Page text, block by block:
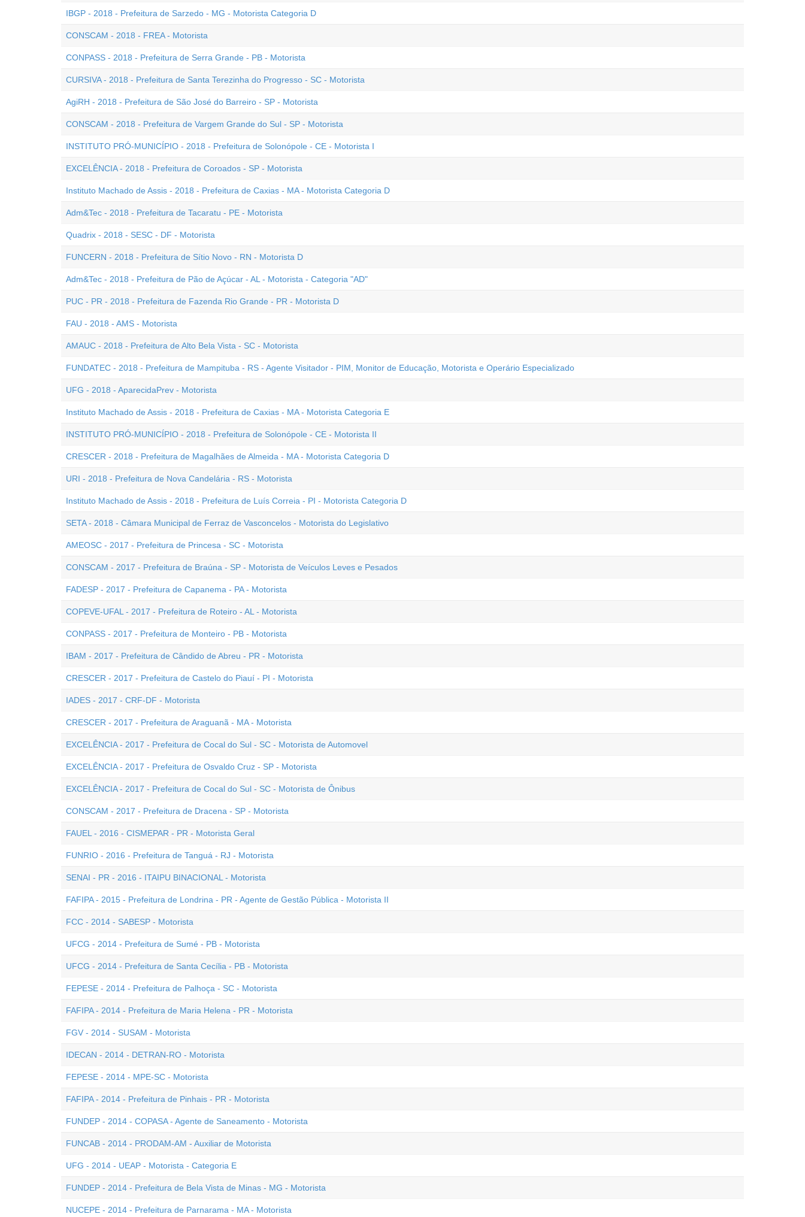
IBGP - 2018 - Prefeitura de Sarzedo - MG - Motorista Categoria D
CONSCAM - 2018 - FREA - Motorista
CONPASS - 2018 - Prefeitura de Serra Grande - PB - Motorista
CURSIVA - 2018 - Prefeitura de Santa Terezinha do Progresso - SC - Motorista
AgiRH - 2018 - Prefeitura de São José do Barreiro - SP - Motorista
CONSCAM - 2018 - Prefeitura de Vargem Grande do Sul - SP - Motorista
INSTITUTO PRÓ-MUNICÍPIO - 2018 - Prefeitura de Solonópole - CE - Motorista I
EXCELÊNCIA - 2018 - Prefeitura de Coroados - SP - Motorista
Instituto Machado de Assis - 2018 - Prefeitura de Caxias - MA - Motorista Categoria D
Adm&Tec - 2018 - Prefeitura de Tacaratu - PE - Motorista
Quadrix - 2018 - SESC - DF - Motorista
FUNCERN - 2018 - Prefeitura de Sítio Novo - RN - Motorista D
Adm&Tec - 2018 - Prefeitura de Pão de Açúcar - AL - Motorista - Categoria "AD"
PUC - PR - 2018 - Prefeitura de Fazenda Rio Grande - PR - Motorista D
FAU - 2018 - AMS - Motorista
AMAUC - 2018 - Prefeitura de Alto Bela Vista - SC - Motorista
FUNDATEC - 2018 - Prefeitura de Mampituba - RS - Agente Visitador - PIM, Monitor de Educação, Motorista e Operário Especializado
UFG - 2018 - AparecidaPrev - Motorista
Instituto Machado de Assis - 2018 - Prefeitura de Caxias - MA - Motorista Categoria E
INSTITUTO PRÓ-MUNICÍPIO - 2018 - Prefeitura de Solonópole - CE - Motorista II
CRESCER - 2018 - Prefeitura de Magalhães de Almeida - MA - Motorista Categoria D
URI - 2018 - Prefeitura de Nova Candelária - RS - Motorista
Instituto Machado de Assis - 2018 - Prefeitura de Luís Correia - PI - Motorista Categoria D
SETA - 2018 - Câmara Municipal de Ferraz de Vasconcelos - Motorista do Legislativo
AMEOSC - 2017 - Prefeitura de Princesa - SC - Motorista
CONSCAM - 2017 - Prefeitura de Braúna - SP - Motorista de Veículos Leves e Pesados
FADESP - 2017 - Prefeitura de Capanema - PA - Motorista
COPEVE-UFAL - 2017 - Prefeitura de Roteiro - AL - Motorista
CONPASS - 2017 - Prefeitura de Monteiro - PB - Motorista
IBAM - 2017 - Prefeitura de Cândido de Abreu - PR - Motorista
CRESCER - 2017 - Prefeitura de Castelo do Piauí - PI - Motorista
IADES - 2017 - CRF-DF - Motorista
CRESCER - 2017 - Prefeitura de Araguanã - MA - Motorista
EXCELÊNCIA - 2017 - Prefeitura de Cocal do Sul - SC - Motorista de Automovel
EXCELÊNCIA - 2017 - Prefeitura de Osvaldo Cruz - SP - Motorista
EXCELÊNCIA - 2017 - Prefeitura de Cocal do Sul - SC - Motorista de Ônibus
CONSCAM - 2017 - Prefeitura de Dracena - SP - Motorista
FAUEL - 2016 - CISMEPAR - PR - Motorista Geral
FUNRIO - 2016 - Prefeitura de Tanguá - RJ - Motorista
SENAI - PR - 2016 - ITAIPU BINACIONAL - Motorista
FAFIPA - 2015 - Prefeitura de Londrina - PR - Agente de Gestão Pública - Motorista II
FCC - 2014 - SABESP - Motorista
UFCG - 2014 - Prefeitura de Sumé - PB - Motorista
UFCG - 2014 - Prefeitura de Santa Cecília - PB - Motorista
FEPESE - 2014 - Prefeitura de Palhoça - SC - Motorista
FAFIPA - 2014 - Prefeitura de Maria Helena - PR - Motorista
FGV - 2014 - SUSAM - Motorista
IDECAN - 2014 - DETRAN-RO - Motorista
FEPESE - 2014 - MPE-SC - Motorista
FAFIPA - 2014 - Prefeitura de Pinhais - PR - Motorista
FUNDEP - 2014 - COPASA - Agente de Saneamento - Motorista
FUNCAB - 2014 - PRODAM-AM - Auxiliar de Motorista
UFG - 2014 - UEAP - Motorista - Categoria E
FUNDEP - 2014 - Prefeitura de Bela Vista de Minas - MG - Motorista
NUCEPE - 2014 - Prefeitura de Parnarama - MA - Motorista